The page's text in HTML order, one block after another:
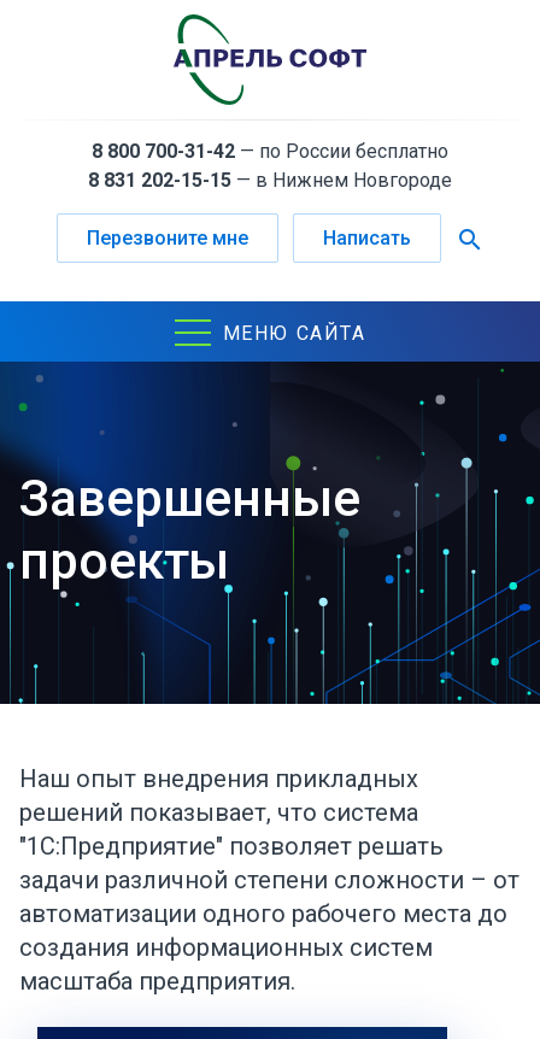
8 800 700-31-42 — по России бесплатно
8 831 202-15-15 — в Нижнем Новгороде
Перезвоните мне Написать search
МЕНЮ САЙТА
Завершенные
проекты
Наш опыт внедрения прикладных
решений показывает, что система
"1С:Предприятие" позволяет решать
задачи различной степени сложности – от
автоматизации одного рабочего места до
создания информационных систем
масштаба предприятия.